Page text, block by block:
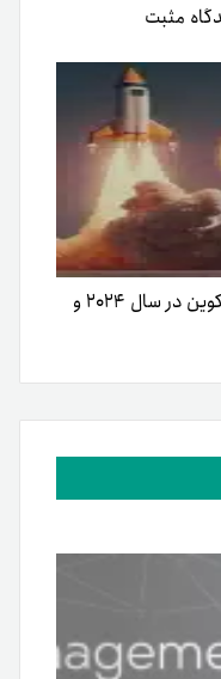
مثبت
پنج پیش‌بینی برتر برای قیمت بیت کوین در سال ۲۰۲۴ و